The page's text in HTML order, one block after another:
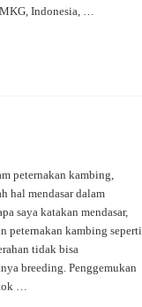
Indonesia, …
peternakan kambing,
hal mendasar dalam
saya katakan mendasar,
peternakan kambing seperti
tidak bisa
breeding. Penggemukan
…